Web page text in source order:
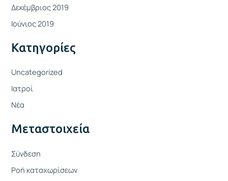
Δεκέμβριος 2019
Ιούνιος 2019
Kατηγορίες
Uncategorized
Ιατροί
Νέα
Μεταστοιχεία
Σύνδεση
Ροή καταχωρίσεων